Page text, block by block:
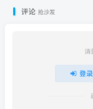
评论 抢沙发
请
登录